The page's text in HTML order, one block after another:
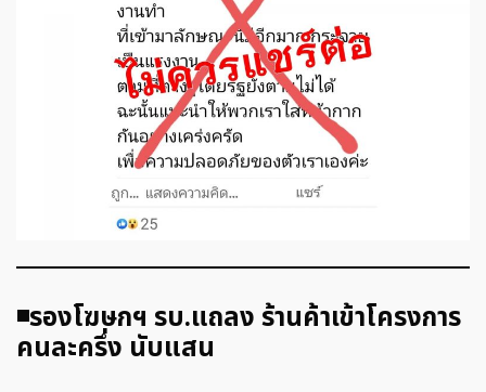
◾️รองโฆษกฯ รบ.แถลง ร้านค้าเข้าโครงการ
คนละครึ่ง นับแสน